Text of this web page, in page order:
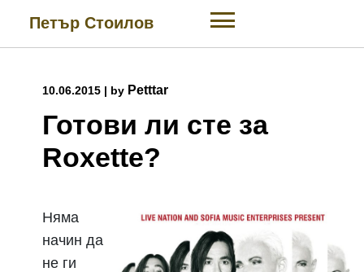
content
Петър Стоилов
10.06.2015 | by Petttar
Готови ли сте за
Roxette?
Няма
начин да
не ги